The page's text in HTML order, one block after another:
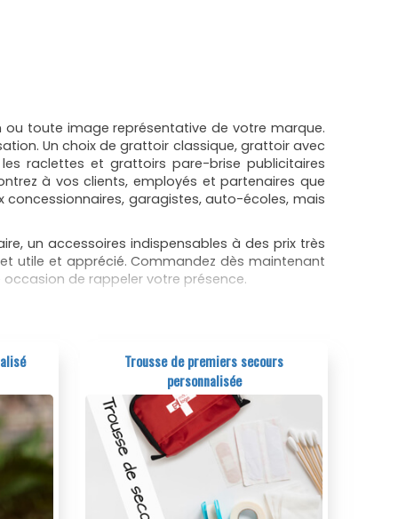
toute image représentative de votre marque.
Un choix de grattoir classique, grattoir avec
raclettes et grattoirs pare-brise publicitaires
à vos clients, employés et partenaires que
garagistes, auto-écoles, mais
un accessoires indispensables à des prix très
utile et apprécié. Commandez dès maintenant
de rappeler votre présence.
bien sur faire chauffer sa voiture, mais rien
une visibilité optimale. Les raclettes grattoir
Trousse de premiers secours
personnalisée